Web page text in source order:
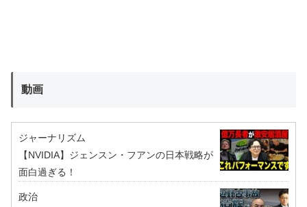
動画
ジャーナリズム
【NVIDIA】ジェンスン・フアンの日本戦略が
面白過ぎる！
政治